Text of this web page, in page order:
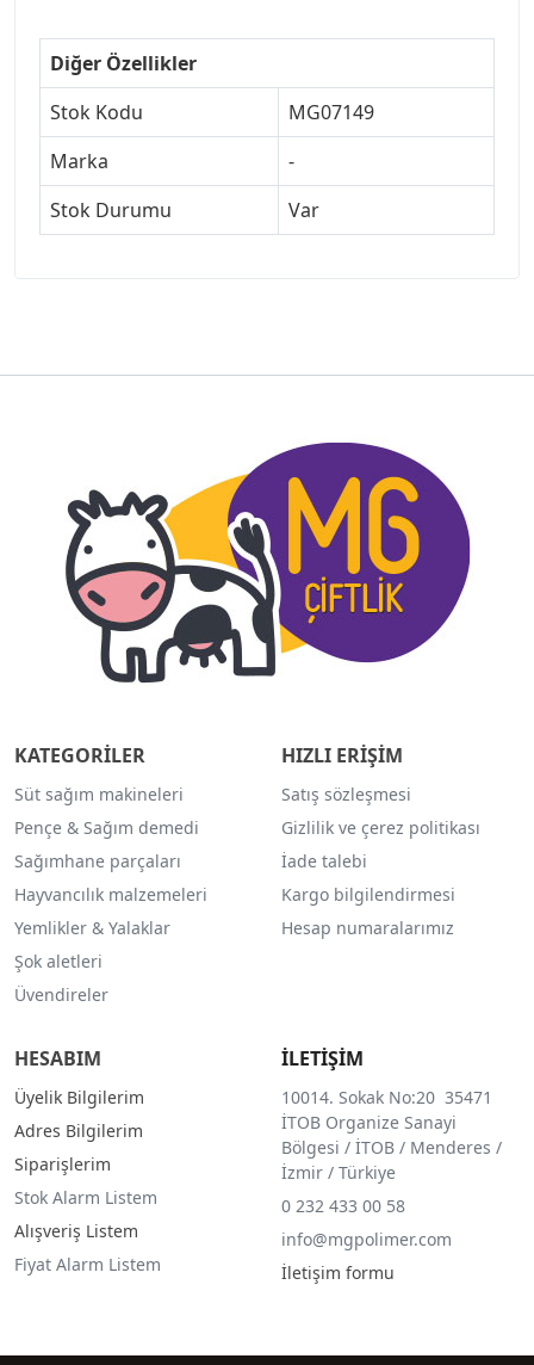
Diğer Özellikler
Stok Kodu
MG07149
Marka
-
Stok Durumu
Var
KATEGORİLER
Süt sağım makineleri
Pençe & Sağım demedi
Sağımhane parçaları
Hayvancılık malzemeleri
Yemlikler & Yalaklar
Şok aletleri
Üvendireler
HIZLI ERİŞİM
Satış sözleşmesi
Gizlilik ve çerez politikası
İade talebi
Kargo bilgilendirmesi
Hesap numaralarımız
HESABIM
Üyelik Bilgilerim
Adres Bilgilerim
Siparişlerim
Stok Alarm Listem
Alışveriş Listem
Fiyat Alarm Listem
İLETİŞİM
10014. Sokak No:20 35471
İTOB Organize Sanayi
Bölgesi / İTOB / Menderes /
İzmir / Türkiye
0 232 433 00 58
info@mgpolimer.com
İletişim formu